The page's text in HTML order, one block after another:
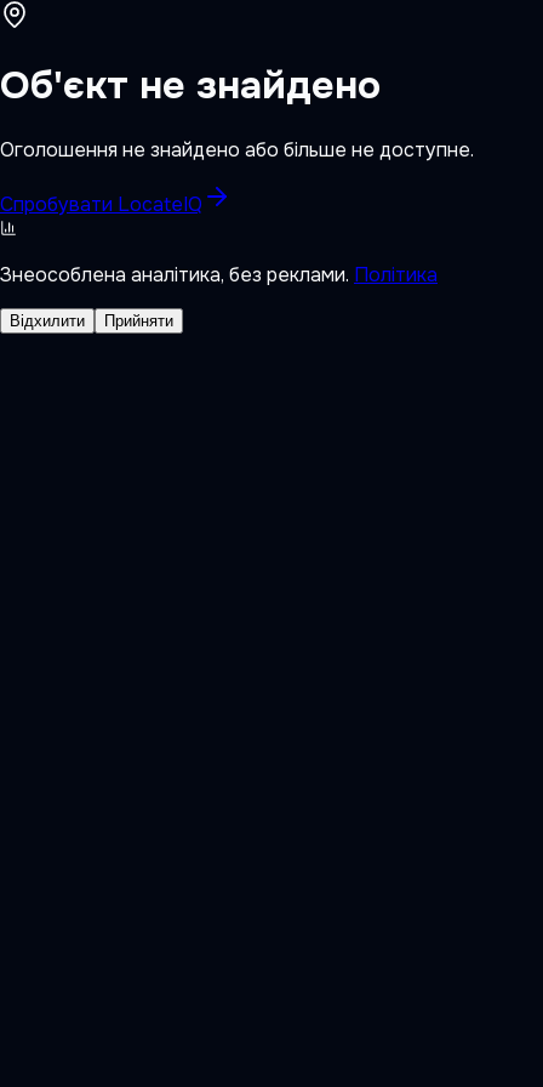
Об'єкт не знайдено
Оголошення не знайдено або більше не доступне.
Спробувати LocateIQ
Знеособлена аналітика, без реклами. Політика
Відхилити Прийняти